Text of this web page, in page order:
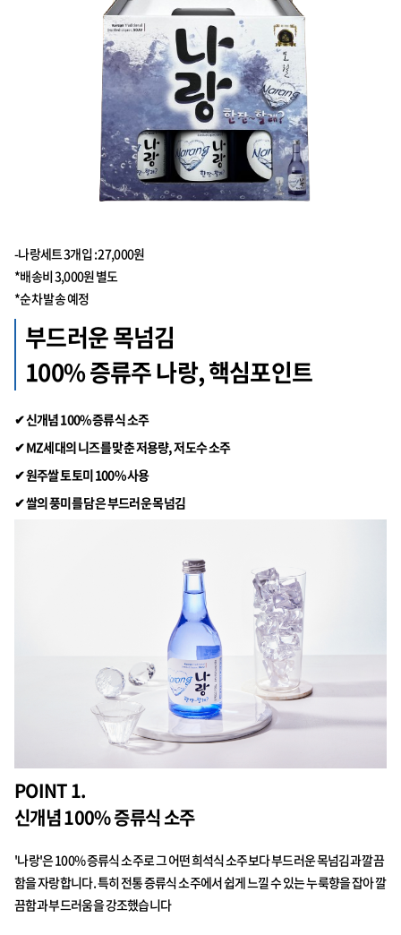
-나랑세트 3개입 : 27,000원
*배송비 3,000원 별도
*순차 발송 예정
부드러운 목넘김
100% 증류주 나랑, 핵심포인트
✔ 신개념 100% 증류식 소주
✔ MZ세대의 니즈를 맞춘 저용량, 저도수 소주
✔ 원주쌀 토토미 100% 사용
✔쌀의 풍미를 담은 부드러운 목넘김
POINT 1.
신개념 100% 증류식 소주
'나랑'은 100% 증류식 소주로 그 어떤 희석식 소주보다 부드러운 목넘김과 깔끔
함을 자랑합니다. 특히 전통 증류식 소주에서 쉽게 느낄 수 있는 누룩향을 잡아 깔
끔함과 부드러움을 강조했습니다